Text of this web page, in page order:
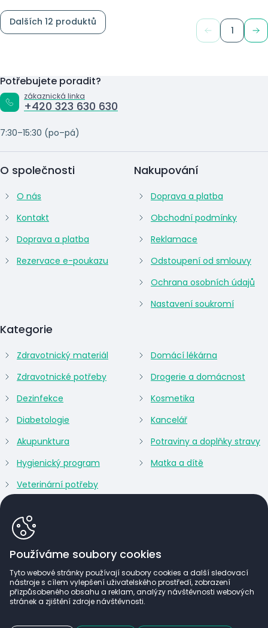
Používáme soubory cookies
Tyto webové stránky používají soubory cookies a další sledovací
nástroje s cílem vylepšení uživatelského prostředí, zobrazení
přizpůsobeného obsahu a reklam, analýzy návštěvnosti webových
stránek a zjištění zdroje návštěvnosti.
Dalších 12 produktů
1
Potřebujete poradit?
zákaznická linka
+420 323 630 630
7:30–15:30 (po–pá)
O společnosti
O nás
Kontakt
Doprava a platba
Rezervace e-poukazu
Kategorie
Zdravotnický materiál
Zdravotnické potřeby
Dezinfekce
Diabetologie
Akupunktura
Hygienický program
Veterinární potřeby
Domácí lékárna
Drogerie a domácnost
Kosmetika
Kancelář
Potraviny a doplňky stravy
Matka a dítě
Nakupování
Doprava a platba
Obchodní podmínky
Reklamace
Odstoupení od smlouvy
Ochrana osobních údajů
Nastavení soukromí